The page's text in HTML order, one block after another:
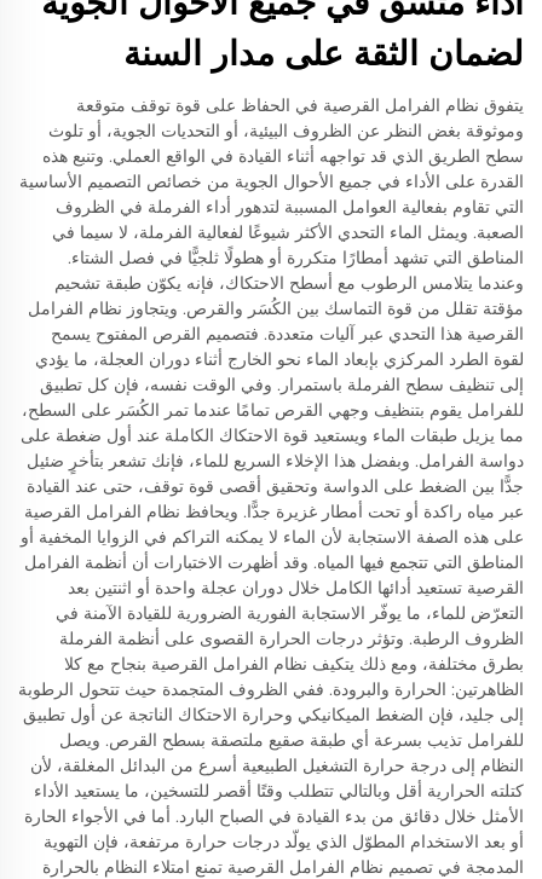
لضمان الثقة على مدار السنة
يتفوق نظام الفرامل القرصية في الحفاظ على قوة توقف متوقعة
وموثوقة بغض النظر عن الظروف البيئية، أو التحديات الجوية، أو تلوث
سطح الطريق الذي قد تواجهه أثناء القيادة في الواقع العملي. وتنبع هذه
القدرة على الأداء في جميع الأحوال الجوية من خصائص التصميم الأساسية
التي تقاوم بفعالية العوامل المسببة لتدهور أداء الفرملة في الظروف
الصعبة. ويمثل الماء التحدي الأكثر شيوعًا لفعالية الفرملة، لا سيما في
المناطق التي تشهد أمطارًا متكررة أو هطولًا ثلجيًّا في فصل الشتاء.
وعندما يتلامس الرطوب مع أسطح الاحتكاك، فإنه يكوّن طبقة تشحيم
مؤقتة تقلل من قوة التماسك بين الكُسَر والقرص. ويتجاوز نظام الفرامل
القرصية هذا التحدي عبر آليات متعددة. فتصميم القرص المفتوح يسمح
لقوة الطرد المركزي بإبعاد الماء نحو الخارج أثناء دوران العجلة، ما يؤدي
إلى تنظيف سطح الفرملة باستمرار. وفي الوقت نفسه، فإن كل تطبيق
للفرامل يقوم بتنظيف وجهي القرص تمامًا عندما تمر الكُسَر على السطح،
مما يزيل طبقات الماء ويستعيد قوة الاحتكاك الكاملة عند أول ضغطة على
دواسة الفرامل. وبفضل هذا الإخلاء السريع للماء، فإنك تشعر بتأخرٍ ضئيل
جدًّا بين الضغط على الدواسة وتحقيق أقصى قوة توقف، حتى عند القيادة
عبر مياه راكدة أو تحت أمطار غزيرة جدًّا. ويحافظ نظام الفرامل القرصية
على هذه الصفة الاستجابة لأن الماء لا يمكنه التراكم في الزوايا المخفية أو
المناطق التي تتجمع فيها المياه. وقد أظهرت الاختبارات أن أنظمة الفرامل
القرصية تستعيد أدائها الكامل خلال دوران عجلة واحدة أو اثنتين بعد
التعرّض للماء، ما يوفّر الاستجابة الفورية الضرورية للقيادة الآمنة في
الظروف الرطبة. وتؤثر درجات الحرارة القصوى على أنظمة الفرملة
بطرق مختلفة، ومع ذلك يتكيف نظام الفرامل القرصية بنجاح مع كلا
الظاهرتين: الحرارة والبرودة. ففي الظروف المتجمدة حيث تتحول الرطوبة
إلى جليد، فإن الضغط الميكانيكي وحرارة الاحتكاك الناتجة عن أول تطبيق
للفرامل تذيب بسرعة أي طبقة صقيع ملتصقة بسطح القرص. ويصل
النظام إلى درجة حرارة التشغيل الطبيعية أسرع من البدائل المغلقة، لأن
كتلته الحرارية أقل وبالتالي تتطلب وقتًا أقصر للتسخين، ما يستعيد الأداء
الأمثل خلال دقائق من بدء القيادة في الصباح البارد. أما في الأجواء الحارة
أو بعد الاستخدام المطوّل الذي يولّد درجات حرارة مرتفعة، فإن التهوية
المدمجة في تصميم نظام الفرامل القرصية تمنع امتلاء النظام بالحرارة